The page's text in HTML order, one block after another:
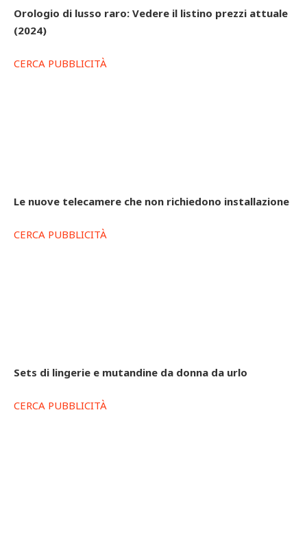
Orologio di lusso raro: Vedere il listino prezzi attuale
(2024)
CERCA PUBBLICITÀ
Le nuove telecamere che non richiedono installazione
CERCA PUBBLICITÀ
Sets di lingerie e mutandine da donna da urlo
CERCA PUBBLICITÀ